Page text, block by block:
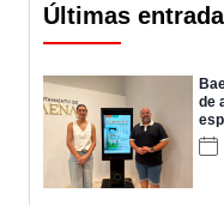
Últimas
de